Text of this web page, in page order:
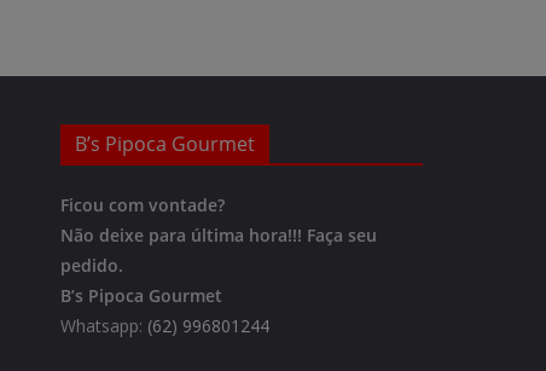
B’s Pipoca Gourmet
Ficou com vontade?
Não deixe para última hora!!! Faça seu
pedido.
B’s Pipoca Gourmet
Whatsapp: (62) 996801244